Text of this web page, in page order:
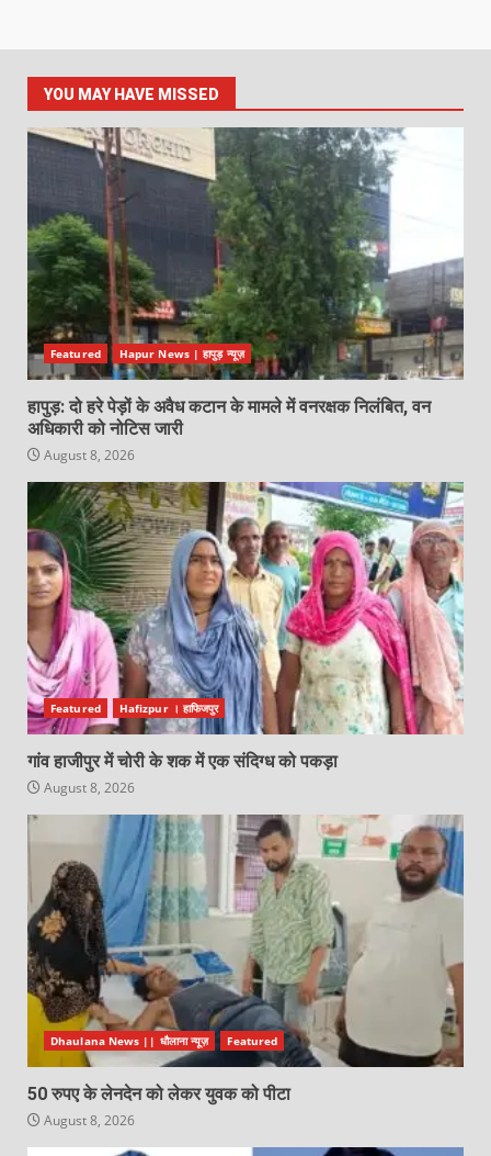
YOU MAY HAVE MISSED
Featured Hapur News | हापुड़ न्यूज़
हापुड़: दो हरे पेड़ों के अवैध कटान के मामले में वनरक्षक निलंबित, वन
अधिकारी को नोटिस जारी
August 8, 2026
Featured Hafizpur । हाफिजपुर
गांव हाजीपुर में चोरी के शक में एक संदिग्ध को पकड़ा
August 8, 2026
Dhaulana News || धौलाना न्यूज़ Featured
50 रुपए के लेनदेन को लेकर युवक को पीटा
August 8, 2026